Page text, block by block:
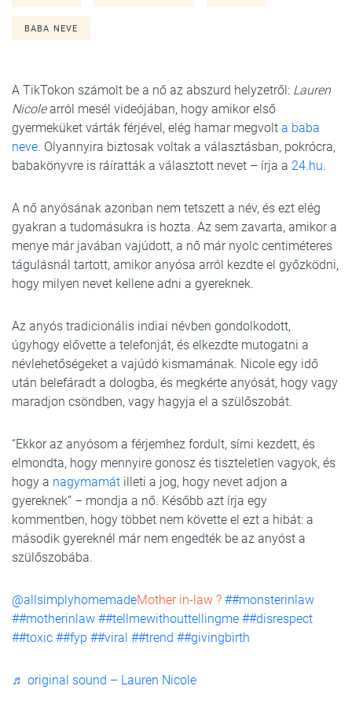
BABA NEVE
A TikTokon számolt be a nő az abszurd helyzetről: Lauren
Nicolearról mesél videójában, hogy amikor első
gyermeküket várták férjével, elég hamar megvolt a baba
neve. Olyannyira biztosak voltak a választásban, pokrócra,
babakönyvre is ráíratták a választott nevet – írja a 24.hu.
A nő anyósának azonban nem tetszett a név, és ezt elég
gyakran a tudomásukra is hozta. Az sem zavarta, amikor a
menye már javában vajúdott, a nő már nyolc centiméteres
tágulásnál tartott, amikor anyósa arról kezdte el győzködni,
hogy milyen nevet kellene adni a gyereknek.
Az anyós tradicionális indiai névben gondolkodott,
úgyhogy elővette a telefonját, és elkezdte mutogatni a
névlehetőségeket a vajúdó kismamának. Nicole egy idő
után belefáradt a dologba, és megkérte anyósát, hogy vagy
maradjon csöndben, vagy hagyja el a szülőszobát.
“Ekkor az anyósom a férjemhez fordult, sírni kezdett, és
elmondta, hogy mennyire gonosz és tiszteletlen vagyok, és
hogy a nagymamát illeti a jog, hogy nevet adjon a
gyereknek” – mondja a nő. Később azt írja egy
kommentben, hogy többet nem követte el ezt a hibát: a
második gyereknél már nem engedték be az anyóst a
szülőszobába.
@allsimplyhomemadeMother in-law ? ##monsterinlaw
##motherinlaw ##tellmewithouttellingme ##disrespect
##toxic ##fyp ##viral ##trend ##givingbirth
♬ original sound – Lauren Nicole